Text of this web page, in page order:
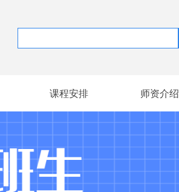
课程安排 师资介绍